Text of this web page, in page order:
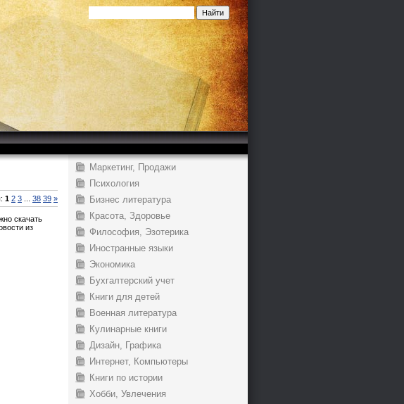
1 2 3 38 39 »
скачать
из
Маркетинг, Продажи
Психология
Бизнес литература
Красота, Здоровье
Философия, Эзотерика
Иностранные языки
Экономика
Бухгалтерский учет
Книги для детей
Военная литература
Кулинарные книги
Дизайн, Графика
Интернет, Компьютеры
Книги по истории
Хобби, Увлечения